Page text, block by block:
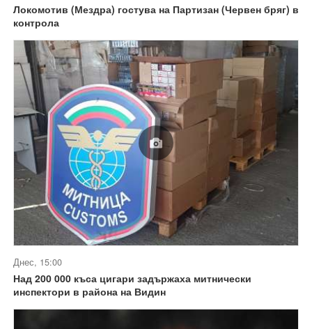
Локомотив (Мездра) гостува на Партизан (Червен бряг) в
контрола
Днес, 15:00
Над 200 000 къса цигари задържаха митнически
инспектори в района на Видин